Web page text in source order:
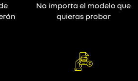
No importa el modelo que
quieras probar